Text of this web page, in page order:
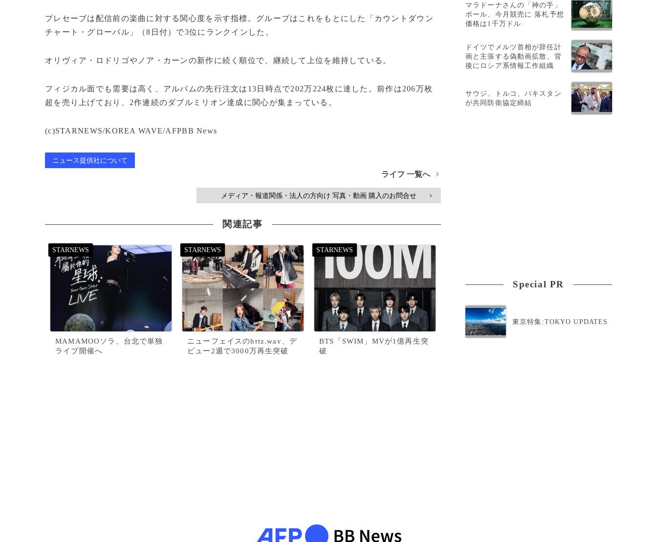
プレセーブは配信前の楽曲に対する関心度を示す指標。グループはこれをもとにした「カウントダウン
チャート・グローバル」（8日付）で3位にランクインした。
オリヴィア・ロドリゴやノア・カーンの新作に続く順位で、継続して上位を維持している。
フィジカル面でも需要は高く、アルバムの先行注文は13日時点で202万224枚に達した。前作は206万枚
超を売り上げており、2作連続のダブルミリオン達成に関心が集まっている。
(c)STARNEWS/KOREA WAVE/AFPBB News
ニュース提供社について
ライフ 一覧へ >
メディア・報道関係・法人の方向け 写真・動画 購入のお問合せ >
関連記事
MAMAMOOソラ、台北で単独
ライブ開催へ
ニューフェイスのhrtz.wav、デ
ビュー2週で3000万再生突破
BTS「SWIM」MVが1億再生突
破
マラドーナさんの「神の手」
ボール、今月競売に 落札予想
価格は1千万ドル
ドイツでメルツ首相が辞任計
画と主張する偽動画拡散、背
後にロシア系情報工作組織
サウジ、トルコ、パキスタン
が共同防衛協定締結
Special PR
東京特集:TOKYO UPDATES